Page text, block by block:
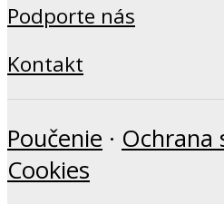
Podporte nás
Kontakt
Poučenie · Ochrana
Cookies